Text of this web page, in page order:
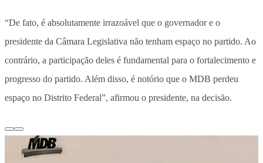
“De fato, é absolutamente irrazoável que o governador e o
presidente da Câmara Legislativa não tenham espaço no partido. Ao
contrário, a participação deles é fundamental para o fortalecimento e
progresso do partido. Além disso, é notório que o MDB perdeu
espaço no Distrito Federal”, afirmou o presidente, na decisão.